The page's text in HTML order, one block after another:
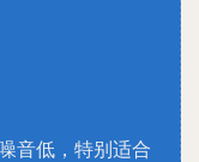
音低，特别适合